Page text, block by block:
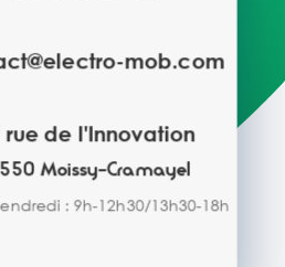
mob.com
rue de l'Innovation
Moissy-Cramayel
: 9h-12h30/13h30-18h